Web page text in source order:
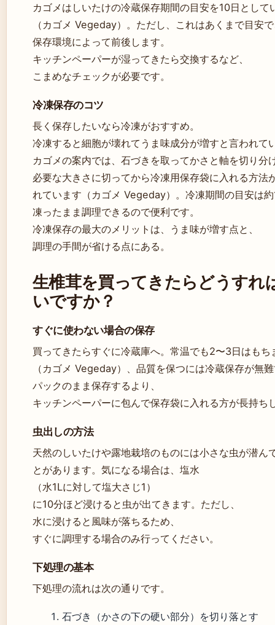
カゴメはしいたけの冷蔵保存期間の目安を10日として
（カゴメ Vegeday）。ただし、これはあくまで目安
保存環境によって前後します。
キッチンペーパーが湿ってきたら交換するなど、
こまめなチェックが必要です。
冷凍保存のコツ
長く保存したいなら冷凍がおすすめ。
冷凍すると細胞が壊れてうま味成分が増すと言われて
カゴメの案内では、石づきを取ってかさと軸を切り分
必要な大きさに切ってから冷凍用保存袋に入れる方法
れています（カゴメ Vegeday）。冷凍期間の目安は
凍ったまま調理できるので便利です。
冷凍保存の最大のメリットは、うま味が増す点と、
調理の手間が省ける点にある。
生椎茸を買ってきたらどうすれ
いですか？
すぐに使わない場合の保存
買ってきたらすぐに冷蔵庫へ。常温でも2〜3日はもち
（カゴメ Vegeday）、品質を保つには冷蔵保存が無
パックのまま保存するより、
キッチンペーパーに包んで保存袋に入れる方が長持ち
虫出しの方法
天然のしいたけや露地栽培のものには小さな虫が潜ん
とがあります。気になる場合は、塩水
（水1Lに対して塩大さじ1）
に10分ほど浸けると虫が出てきます。ただし、
水に浸けると風味が落ちるため、
すぐに調理する場合のみ行ってください。
下処理の基本
下処理の流れは次の通りです。
石づき（かさの下の硬い部分）を切り落とす